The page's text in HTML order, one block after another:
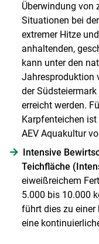
Überwindung von
Situationen bei
extremer Hitze
anhaltenden,
kann unter den
Jahresproduktion
der
erreicht werden.
Karpfenteichen ist
AEV Aquakultur
Intensive
Teichfläche
eiweißreichem
5.000 bis 10.000
führt dies zu einer
eine